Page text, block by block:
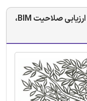
ترجمه مقاله یک رویکرد یکپارچه برای ارزیابی صلاحیت BIM،